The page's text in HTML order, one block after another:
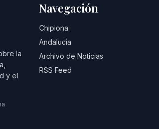
la
y el
Navegación
Chipiona
Andalucía
Archivo de Noticias
RSS Feed